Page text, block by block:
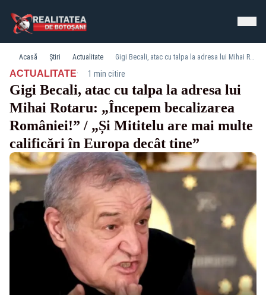
Acasă Știri Actualitate Gigi Becali, atac cu talpa la adresa lui Mihai Rotaru: „Începem becalizarea României!” / „Și Mititelu are mai multe calificări în Europa decât tine”
ACTUALITATE· 1 min citire
Gigi Becali, atac cu talpa la adresa lui
Mihai Rotaru: „Începem becalizarea
României!” / „Și Mititelu are mai multe
calificări în Europa decât tine”